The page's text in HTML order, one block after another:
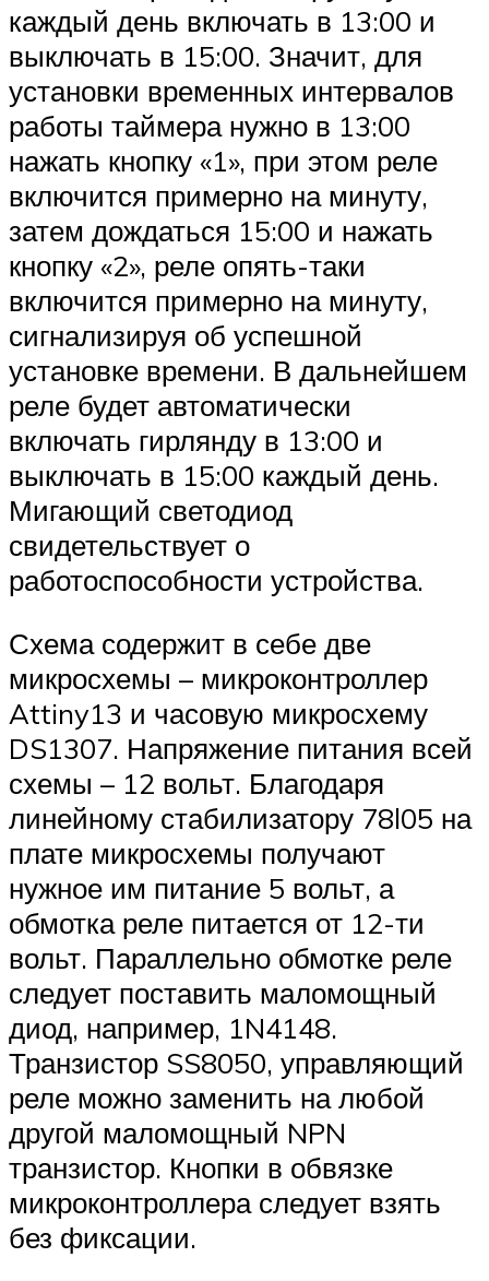
каждый день включать в 13:00 и
выключать в 15:00. Значит, для
установки временных интервалов
работы таймера нужно в 13:00
нажать кнопку «1», при этом реле
включится примерно на минуту,
затем дождаться 15:00 и нажать
кнопку «2», реле опять-таки
включится примерно на минуту,
сигнализируя об успешной
установке времени. В дальнейшем
реле будет автоматически
включать гирлянду в 13:00 и
выключать в 15:00 каждый день.
Мигающий светодиод
свидетельствует о
работоспособности устройства.
Схема содержит в себе две
микросхемы – микроконтроллер
Attiny13 и часовую микросхему
DS1307. Напряжение питания всей
схемы – 12 вольт. Благодаря
линейному стабилизатору 78l05 на
плате микросхемы получают
нужное им питание 5 вольт, а
обмотка реле питается от 12-ти
вольт. Параллельно обмотке реле
следует поставить маломощный
диод, например, 1N4148.
Транзистор SS8050, управляющий
реле можно заменить на любой
другой маломощный NPN
транзистор. Кнопки в обвязке
микроконтроллера следует взять
без фиксации.